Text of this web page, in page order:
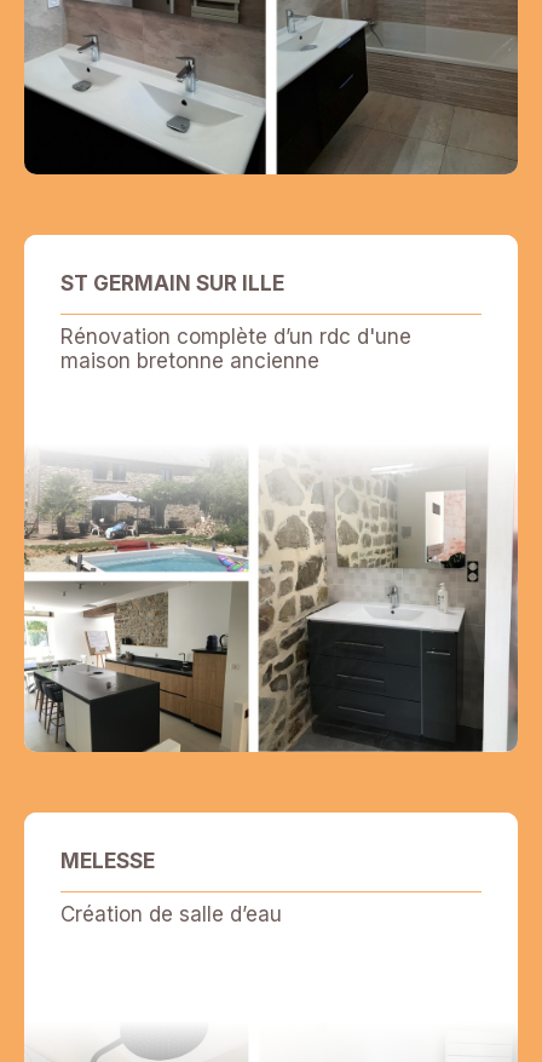
ST GERMAIN SUR ILLE
Rénovation complète d’un rdc d'une
maison bretonne ancienne
MELESSE
Création de salle d’eau